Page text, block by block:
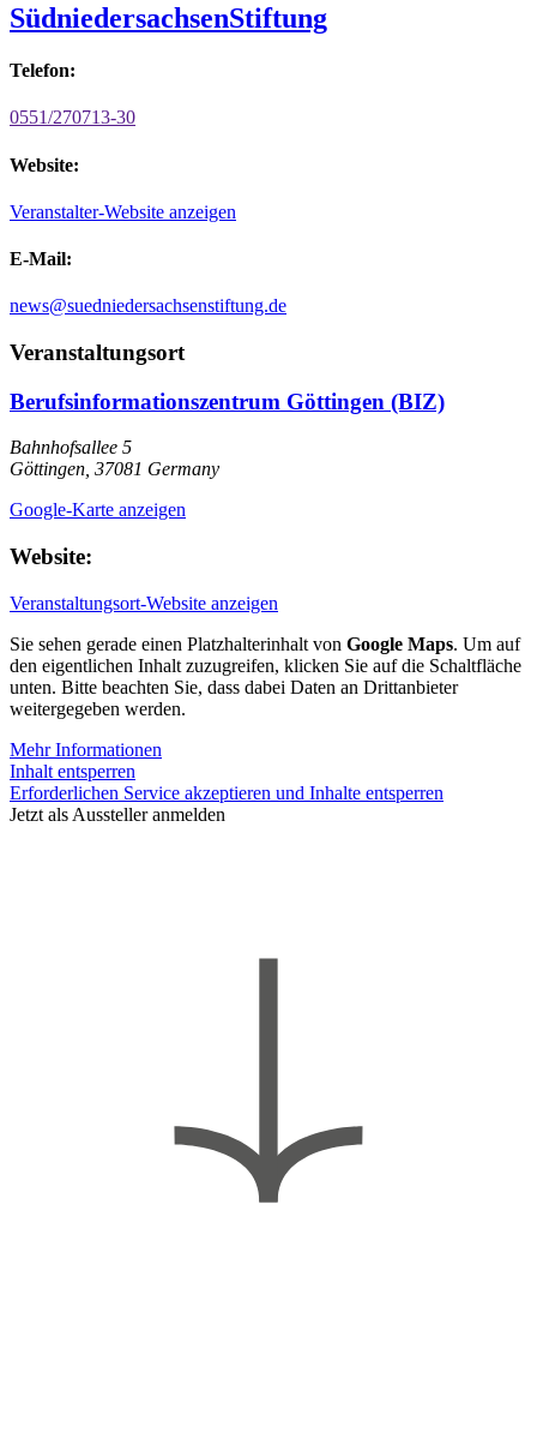
SüdniedersachsenStiftung
Telefon:
0551/270713-30
Website:
Veranstalter-Website anzeigen
E-Mail:
news@suedniedersachsenstiftung.de
Veranstaltungsort
Berufsinformationszentrum Göttingen (BIZ)
Bahnhofsallee 5
Göttingen, 37081 Germany
Google-Karte anzeigen
Website:
Veranstaltungsort-Website anzeigen
Sie sehen gerade einen Platzhalterinhalt von Google Maps. Um auf
den eigentlichen Inhalt zuzugreifen, klicken Sie auf die Schaltfläche
unten. Bitte beachten Sie, dass dabei Daten an Drittanbieter
weitergegeben werden.
Mehr Informationen
Inhalt entsperren
Erforderlichen Service akzeptieren und Inhalte entsperren
Jetzt als Aussteller anmelden